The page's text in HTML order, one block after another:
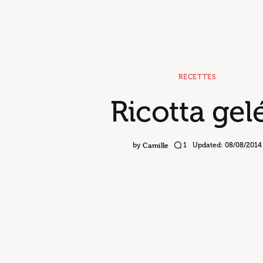
RECETTES
Ricotta
by Camille 1 Updated: 08/08/2014